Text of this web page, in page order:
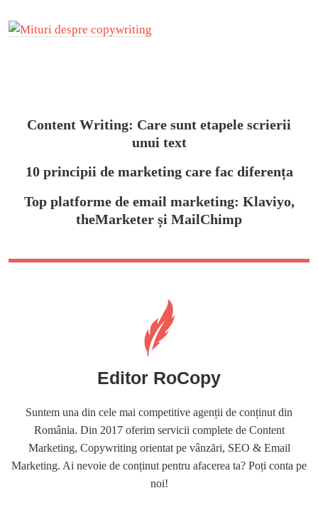
Content Writing: Care sunt etapele scrierii
unui text
10 principii de marketing care fac diferența
Top platforme de email marketing: Klaviyo,
theMarketer și MailChimp
Editor RoCopy
Suntem una din cele mai competitive agenții de conținut din
România. Din 2017 oferim servicii complete de Content
Marketing, Copywriting orientat pe vânzări, SEO & Email
Marketing. Ai nevoie de conținut pentru afacerea ta? Poți conta pe
noi!